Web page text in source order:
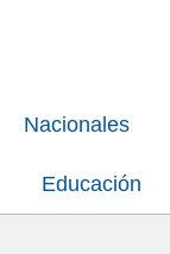
Nacionales
Educación